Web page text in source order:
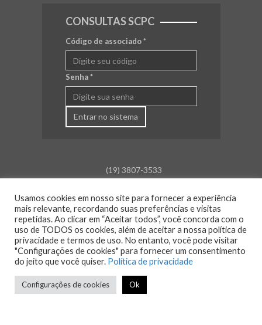
CONSULTAS SCPC
Código de associado*
Senha*
Entrar no sistema
(19) 3807-3533
Rua Barão de Campinas, 675
Centro - Amparo - SP
Atendimento:
Segunda a sexta: das 8h30 às 18h00
Sáb., Dom. e Feriado: Fechado
Usamos cookies em nosso site para fornecer a experiência
mais relevante, recordando suas preferências e visitas
repetidas. Ao clicar em “Aceitar todos”, você concorda com o
uso de TODOS os cookies, além de aceitar a nossa política de
privacidade e termos de uso. No entanto, você pode visitar
"Configurações de cookies" para fornecer um consentimento
do jeito que você quiser. Política de privacidade
Configurações de cookies Ok